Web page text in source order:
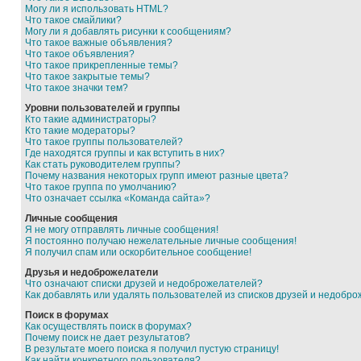
Могу ли я использовать HTML?
Что такое смайлики?
Могу ли я добавлять рисунки к сообщениям?
Что такое важные объявления?
Что такое объявления?
Что такое прикрепленные темы?
Что такое закрытые темы?
Что такое значки тем?
Уровни пользователей и группы
Кто такие администраторы?
Кто такие модераторы?
Что такое группы пользователей?
Где находятся группы и как вступить в них?
Как стать руководителем группы?
Почему названия некоторых групп имеют разные цвета?
Что такое группа по умолчанию?
Что означает ссылка «Команда сайта»?
Личные сообщения
Я не могу отправлять личные сообщения!
Я постоянно получаю нежелательные личные сообщения!
Я получил спам или оскорбительное сообщение!
Друзья и недоброжелатели
Что означают списки друзей и недоброжелателей?
Как добавлять или удалять пользователей из списков друзей и
Поиск в форумах
Как осуществлять поиск в форумах?
Почему поиск не дает результатов?
В результате моего поиска я получил пустую страницу!